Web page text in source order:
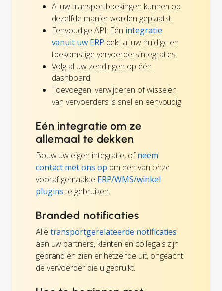
Al uw transportboekingen kunnen op
dezelfde manier worden geplaatst.
Eenvoudige API: Eén integratie
vanuit uw ERP dekt al uw huidige en
toekomstige vervoerdersintegraties.
Volg al uw zendingen op één
dashboard.
Toevoegen, verwijderen of wisselen
van vervoerders is snel en eenvoudig.
Eén integratie om ze
allemaal te dekken
Bouw uw eigen integratie, ofneem
contact met ons op om een van onze
vooraf gemaakte ERP/WMS/winkel
plugins te gebruiken.
Branded notificaties
Alle transportgerelateerde notificaties
aan uw partners, klanten en collega's zijn
gebrand en zien er hetzelfde uit, ongeacht
de vervoerder die u gebruikt.